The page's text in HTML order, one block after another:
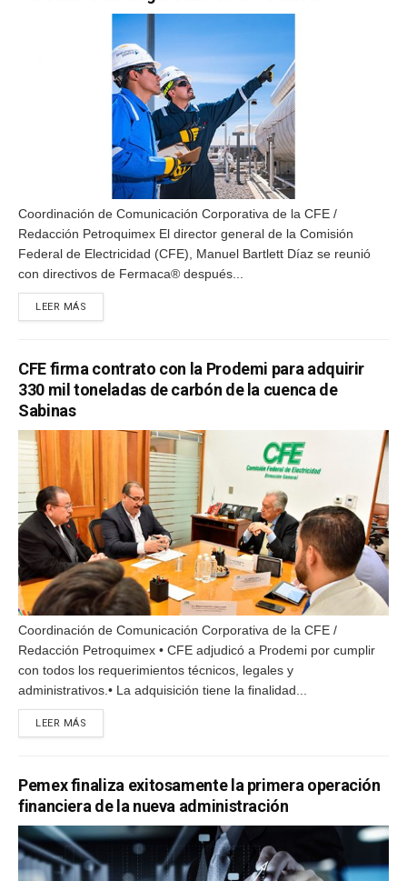
Coordinación de Comunicación Corporativa de la CFE /
Redacción Petroquimex El director general de la Comisión
Federal de Electricidad (CFE), Manuel Bartlett Díaz se reunió
con directivos de Fermaca® después...
LEER MÁS
CFE firma contrato con la Prodemi para adquirir
330 mil toneladas de carbón de la cuenca de
Sabinas
Coordinación de Comunicación Corporativa de la CFE /
Redacción Petroquimex • CFE adjudicó a Prodemi por cumplir
con todos los requerimientos técnicos, legales y
administrativos.• La adquisición tiene la finalidad...
LEER MÁS
Pemex finaliza exitosamente la primera operación
financiera de la nueva administración